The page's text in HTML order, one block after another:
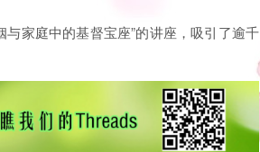
家庭中的基督宝座”的讲座，吸引了逾千